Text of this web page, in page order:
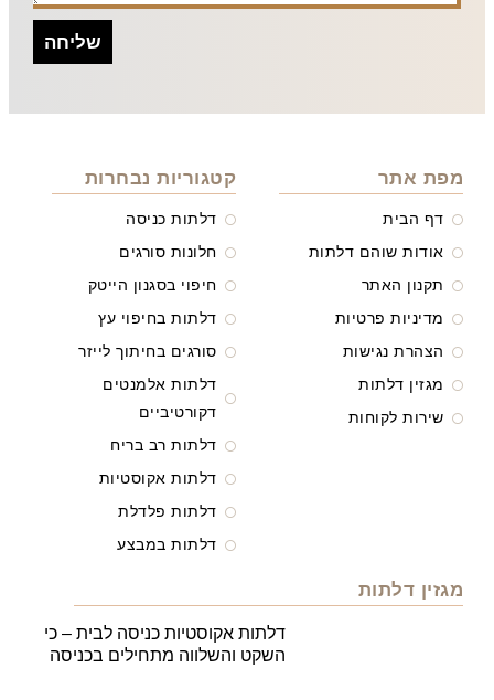
שליחה
מפת אתר
דף הבית
אודות שוהם דלתות
תקנון האתר
מדיניות פרטיות
הצהרת נגישות
מגזין דלתות
שירות לקוחות
קטגוריות נבחרות
דלתות כניסה
חלונות סורגים
חיפוי בסגנון הייטק
דלתות בחיפוי עץ
סורגים בחיתוך לייזר
דלתות אלמנטים
דקורטיביים
דלתות רב בריח
דלתות אקוסטיות
דלתות פלדלת
דלתות במבצע
מגזין דלתות
דלתות אקוסטיות כניסה לבית – כי
השקט והשלווה מתחילים בכניסה